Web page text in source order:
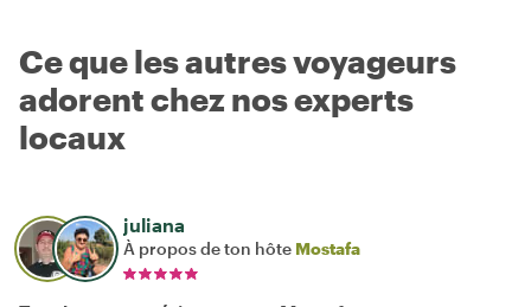
Ce que les autres voyageurs
adorent chez nos experts
locaux
juliana
À propos de ton hôte Mostafa